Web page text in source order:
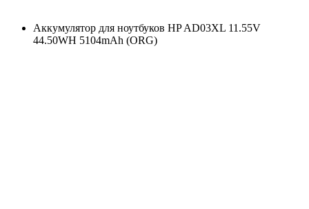
Аккумулятор для ноутбуков HP AD03XL 11.55V
44.50WH 5104mAh (ORG)